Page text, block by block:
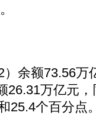
余额73.56万
26.31万亿元
25.4个百分点